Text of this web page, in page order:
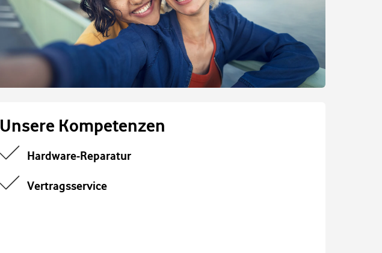
Unsere Kompetenzen
Hardware-Reparatur
Vertragsservice